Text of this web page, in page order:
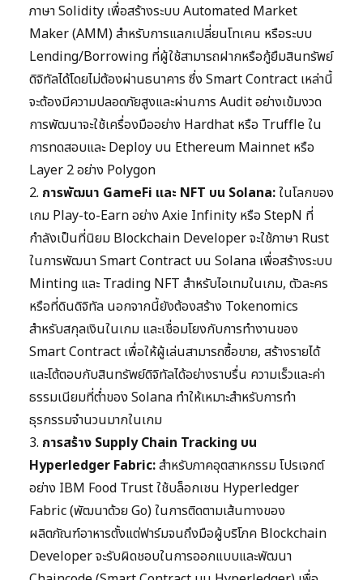
ภาษา Solidity เพื่อสร้างระบบ Automated Market
Maker (AMM) สำหรับการแลกเปลี่ยนโทเคน หรือระบบ
Lending/Borrowing ที่ผู้ใช้สามารถฝากหรือกู้ยืมสินทรัพย์
ดิจิทัลได้โดยไม่ต้องผ่านธนาคาร ซึ่ง Smart Contract เหล่านี้
จะต้องมีความปลอดภัยสูงและผ่านการ Audit อย่างเข้มงวด
การพัฒนาจะใช้เครื่องมืออย่าง Hardhat หรือ Truffle ใน
การทดสอบและ Deploy บน Ethereum Mainnet หรือ
Layer 2 อย่าง Polygon
2. การพัฒนา GameFi และ NFT บน Solana:ในโลกของ
เกม Play-to-Earn อย่าง Axie Infinity หรือ StepN ที่
กำลังเป็นที่นิยม Blockchain Developer จะใช้ภาษา Rust
ในการพัฒนา Smart Contract บน Solana เพื่อสร้างระบบ
Minting และ Trading NFT สำหรับไอเทมในเกม, ตัวละคร
หรือที่ดินดิจิทัล นอกจากนี้ยังต้องสร้าง Tokenomics
สำหรับสกุลเงินในเกม และเชื่อมโยงกับการทำงานของ
Smart Contract เพื่อให้ผู้เล่นสามารถซื้อขาย, สร้างรายได้
และโต้ตอบกับสินทรัพย์ดิจิทัลได้อย่างราบรื่น ความเร็วและค่า
ธรรมเนียมที่ต่ำของ Solana ทำให้เหมาะสำหรับการทำ
ธุรกรรมจำนวนมากในเกม
3. การสร้าง Supply Chain Tracking บน
Hyperledger Fabric:สำหรับภาคอุตสาหกรรม โปรเจกต์
อย่าง IBM Food Trust ใช้บล็อกเชน Hyperledger
Fabric (พัฒนาด้วย Go) ในการติดตามเส้นทางของ
ผลิตภัณฑ์อาหารตั้งแต่ฟาร์มจนถึงมือผู้บริโภค Blockchain
Developer จะรับผิดชอบในการออกแบบและพัฒนา